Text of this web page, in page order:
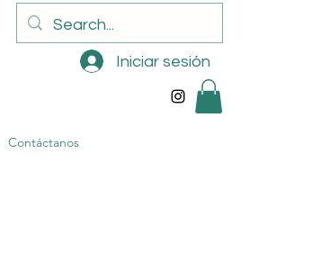
Iniciar sesión
Contáctanos